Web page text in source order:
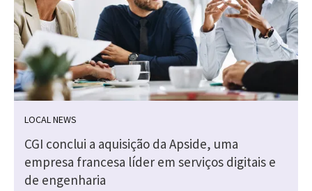
LOCAL NEWS
CGI conclui a aquisição da Apside, uma
empresa francesa líder em serviços digitais e
de engenharia